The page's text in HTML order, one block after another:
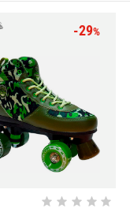
-29%